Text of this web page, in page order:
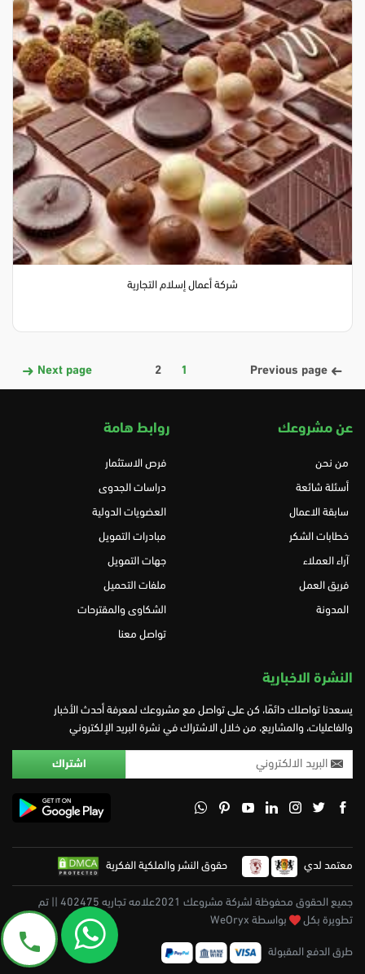
شركة أعمال إسلام التجارية
1
2
Next page
عن مشروعك
من نحن
أسئلة شائعة
سابقة الاعمال
خطابات الشكر
آراء العملاء
فريق العمل
المدونة
روابط هامة
فرص الاستثمار
دراسات الجدوى
العضويات الدولية
مبادرات التمويل
جهات التمويل
ملفات التحميل
الشكاوى والمقترحات
تواصل معنا
النشرة الاخبارية
يسعدنا تواصلك دائمًا، كن على تواصل مع مشروعك لمعرفة أحدث الأخبار
والفاعليات، والمشاريع، من خلال الاشتراك في نشرة البريد الإلكتروني
معتمد لدي حقوق النشر والملكية الفكرية
جميع الحقوق محفوظة لشركة مشروعك 2021علامه تجاريه 402475 || تم
تطويرة بكل
بواسطة WeOryx
طرق الدفع المقبولة